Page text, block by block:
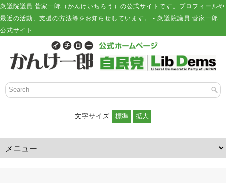
衆議院議員 菅家一郎（かんけいちろう）の公式サイトです。プロフィールや
最近の活動、支援の方法等をお知らせしています。 - 衆議院議員 菅家一郎
公式サイト
文字サイズ